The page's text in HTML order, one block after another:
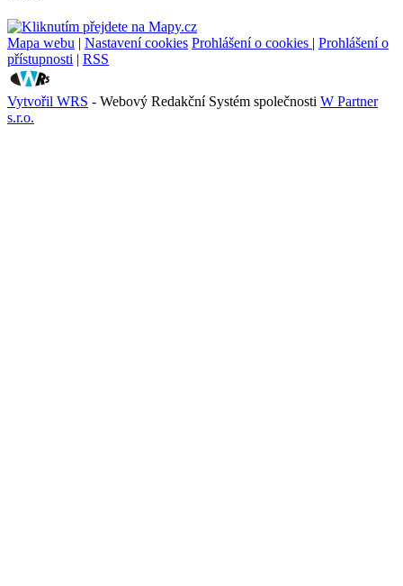
Mapa webu | Nastavení cookies Prohlášení o cookies | Prohlášení o
přístupnosti | RSS
Vytvořil WRS - Webový Redakční Systém společnosti W Partner
s.r.o.